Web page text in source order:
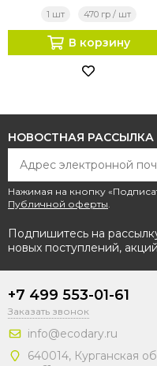
1 шт 470 гр / шт
В корзину
НОВОСТНАЯ РАССЫЛКА
Нажимая на кнопку
Публичной оферты.
Подпишитесь на
новых поступлений,
+7 499 553-01-61
Заказать звонок
info@ecodary.ru
640014, Курганская